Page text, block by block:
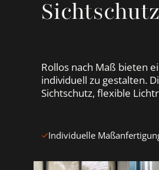
Sichtschutz
Rollos nach Maß bieten
individuell zu gestalten.
Sichtschutz, flexible
Individuelle